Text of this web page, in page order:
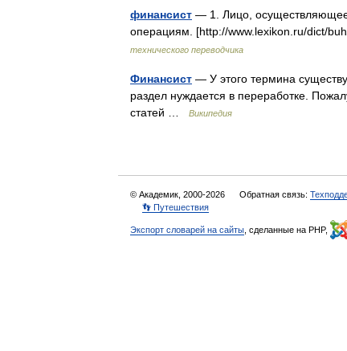
финансист — 1. Лицо,
операциям. [http://www.lexikon.ru/dict/
технического переводчика
Финансист — У этого термина
раздел нуждается в переработке.
статей …
Википедия
© Академик, 2000-2026 Обратная связь:
👣 Путешествия
Экспорт словарей на сайты , сделанные на PHP,